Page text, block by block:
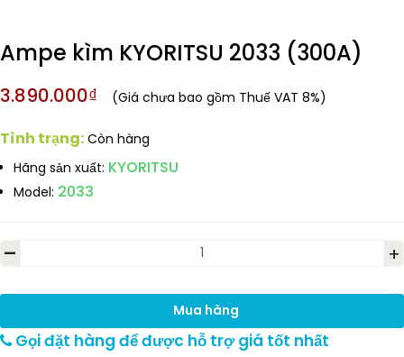
Ampe kìm KYORITSU 2033 (300A)
3.890.000₫ (Giá chưa bao gồm Thuế VAT 8%)
Tình trạng: Còn hàng
Hãng sản xuất: KYORITSU
Model: 2033
- +
Mua hàng
Gọi đặt hàng để được hỗ trợ giá tốt nhất